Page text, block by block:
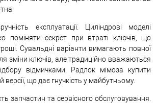
експлуатації. Циліндрові моделі
поміняти секрет при втраті ключів, що
Сувальдні варіанти вимагають повної
зміни ключів, але традиційно вважаються
відмичками. Радлок мімоза купити
версії, що дає гнучкість у майбутньому.
запчастин та сервісного обслуговування.